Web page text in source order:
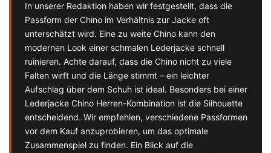
In unserer Redaktion haben wir festgestellt, dass die
Passform der Chino im Verhältnis zur Jacke oft
unterschätzt wird. Eine zu weite Chino kann den
modernen Look einer schmalen Lederjacke schnell
ruinieren. Achte darauf, dass die Chino nicht zu viele
Falten wirft und die Länge stimmt – ein leichter
Aufschlag über dem Schuh ist ideal. Besonders bei einer
Lederjacke Chino Herren-Kombination ist die Silhouette
entscheidend. Wir empfehlen, verschiedene Passformen
vor dem Kauf anzuprobieren, um das optimale
Zusammenspiel zu finden. Ein Blick auf die